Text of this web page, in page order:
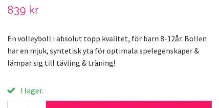
839 kr
En volleyboll i absolut topp kvalitet, för barn 8-12år. Bollen
har en mjuk, syntetisk yta för optimala spelegenskaper &
lämpar sig till tävling & träning!
I lager.